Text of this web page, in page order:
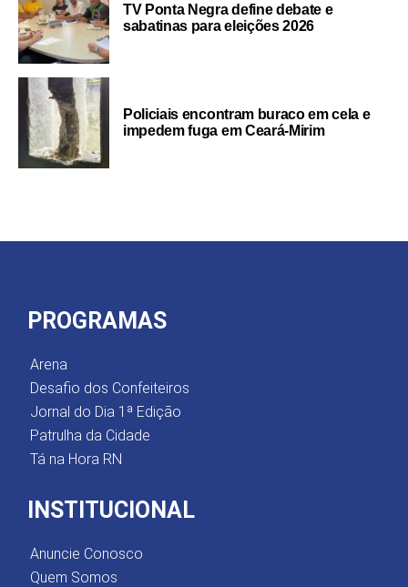
TV Ponta Negra define debate e
sabatinas para eleições 2026
Policiais encontram buraco em cela e
impedem fuga em Ceará-Mirim
PROGRAMAS
Arena
Desafio dos Confeiteiros
Jornal do Dia 1ª Edição
Patrulha da Cidade
Tá na Hora RN
INSTITUCIONAL
Anuncie Conosco
Quem Somos